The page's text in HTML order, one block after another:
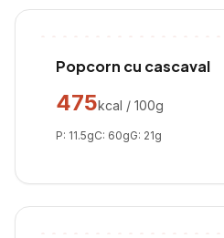
Popcorn cu cascaval
475kcal / 100g
P: 11.5gC: 60gG: 21g